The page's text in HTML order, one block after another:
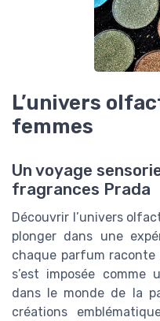
L’univers
femmes
Un voyage
fragrances Prada
Découvrir l’univers
plonger dans une
chaque parfum raconte
s’est imposée comme
dans le monde de la
créations